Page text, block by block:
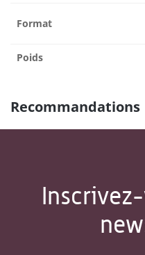
Format
Poids
Recommandations